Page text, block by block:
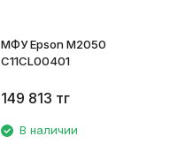
МФУ Epson M2050
C11CL00401
149 813 тг
В наличии